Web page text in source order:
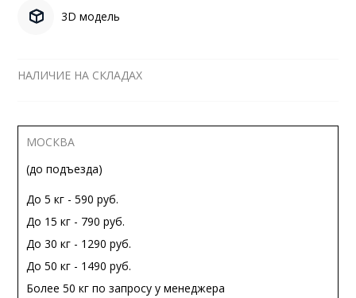
3D модель
НАЛИЧИЕ НА СКЛАДАХ
МОСКВА
(до подъезда)
До 5 кг - 590 руб.
До 15 кг - 790 руб.
До 30 кг - 1290 руб.
До 50 кг - 1490 руб.
Более 50 кг по запросу у менеджера